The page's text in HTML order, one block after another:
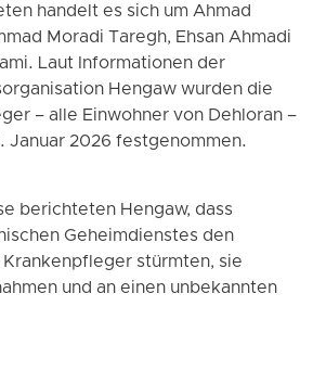
handelt es sich um Ahmad
Moradi Taregh, Ehsan Ahmadi
Laut Informationen der
Hengaw wurden die
– alle Einwohner von Dehloran –
Januar 2026 festgenommen.
berichteten Hengaw, dass
Geheimdienstes den
stürmten, sie
und an einen unbekannten